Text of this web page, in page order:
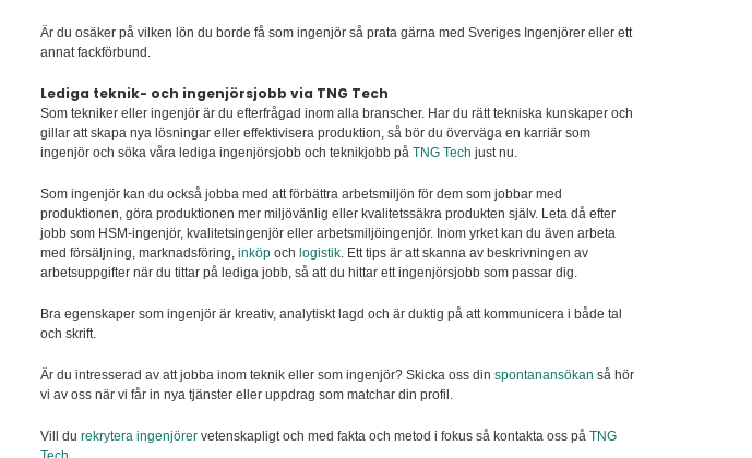
Är du osäker på vilken lön du borde få som ingenjör så prata gärna med Sveriges Ingenjörer eller ett
annat fackförbund.
Lediga teknik- och ingenjörsjobb via TNG Tech
Som tekniker eller ingenjör är du efterfrågad inom alla branscher. Har du rätt tekniska kunskaper och
gillar att skapa nya lösningar eller effektivisera produktion, så bör du överväga en karriär som
ingenjör och söka våra lediga ingenjörsjobb och teknikjobb på TNG Tech just nu.
Som ingenjör kan du också jobba med att förbättra arbetsmiljön för dem som jobbar med
produktionen, göra produktionen mer miljövänlig eller kvalitetssäkra produkten själv. Leta då efter
jobb som HSM-ingenjör, kvalitetsingenjör eller arbetsmiljöingenjör. Inom yrket kan du även arbeta
med försäljning, marknadsföring, inköp och logistik. Ett tips är att skanna av beskrivningen av
arbetsuppgifter när du tittar på lediga jobb, så att du hittar ett ingenjörsjobb som passar dig.
Bra egenskaper som ingenjör är kreativ, analytiskt lagd och är duktig på att kommunicera i både tal
och skrift.
Är du intresserad av att jobba inom teknik eller som ingenjör? Skicka oss din spontanansökan så hör
vi av oss när vi får in nya tjänster eller uppdrag som matchar din profil.
Vill du rekrytera ingenjörer vetenskapligt och med fakta och metod i fokus så kontakta oss på TNG